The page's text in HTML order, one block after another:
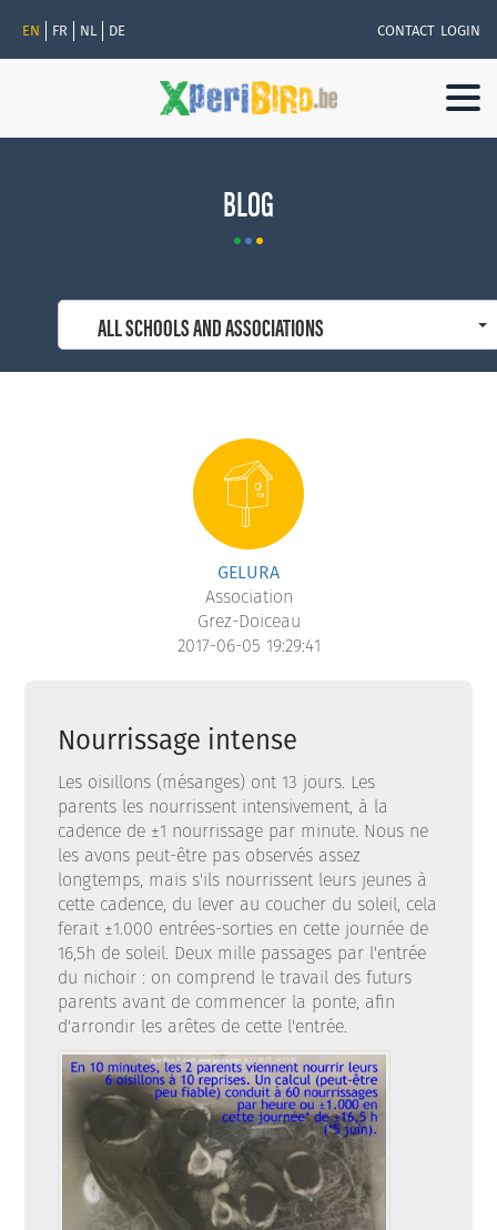
EN FR NL DE CONTACT LOGIN
BLOG
ALL SCHOOLS AND ASSOCIATIONS
GELURA
Association
Grez-Doiceau
2017-06-05 19:29:41
Nourrissage intense
Les oisillons (mésanges) ont 13 jours. Les
parents les nourrissent intensivement, à la
cadence de ±1 nourrissage par minute. Nous ne
les avons peut-être pas observés assez
longtemps, mais s'ils nourrissent leurs jeunes à
cette cadence, du lever au coucher du soleil, cela
ferait ±1.000 entrées-sorties en cette journée de
16,5h de soleil. Deux mille passages par l'entrée
du nichoir : on comprend le travail des futurs
parents avant de commencer la ponte, afin
d'arrondir les arêtes de cette l'entrée.